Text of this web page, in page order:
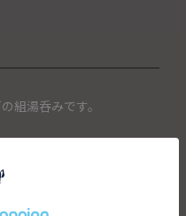
組湯呑みです。
、粗削りな面取りが施さ